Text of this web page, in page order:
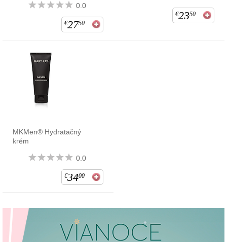
0.0
€2750
€2350
MKMen® Hydratačný
krém
0.0
€3400